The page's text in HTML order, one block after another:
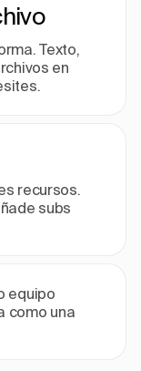
Texto,
en
recursos.
subs
equipo
como una